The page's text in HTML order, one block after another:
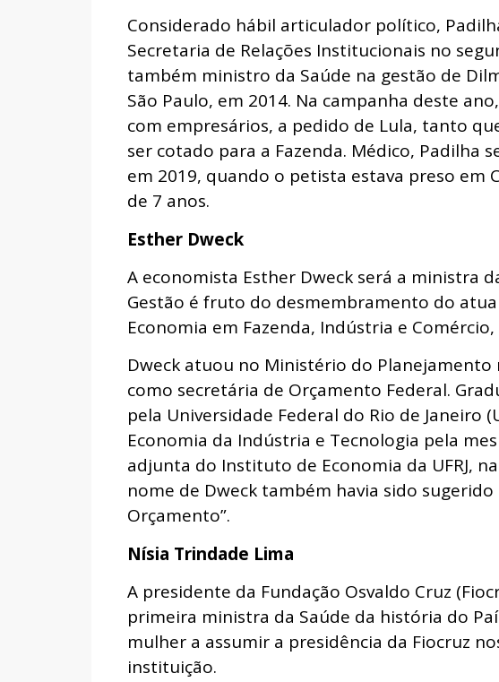
Considerado hábil articulador político,
Secretaria de Relações Institucionais no
também ministro da Saúde na gestão de
São Paulo, em 2014. Na campanha deste
com empresários, a pedido de Lula, tanto
ser cotado para a Fazenda. Médico, Padilha
em 2019, quando o petista estava preso
de 7 anos.
Esther Dweck
A economista Esther Dweck será a ministra
Gestão é fruto do desmembramento do
Economia em Fazenda, Indústria e
Dweck atuou no Ministério do Planejamento
como secretária de Orçamento Federal.
pela Universidade Federal do Rio de Janeiro
Economia da Indústria e Tecnologia pela
adjunta do Instituto de Economia da UFRJ,
nome de Dweck também havia sido
Orçamento”.
Nísia Trindade Lima
A presidente da Fundação Osvaldo Cruz
primeira ministra da Saúde da história do
mulher a assumir a presidência da Fiocruz
instituição.